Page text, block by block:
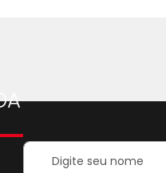
Your
Name: